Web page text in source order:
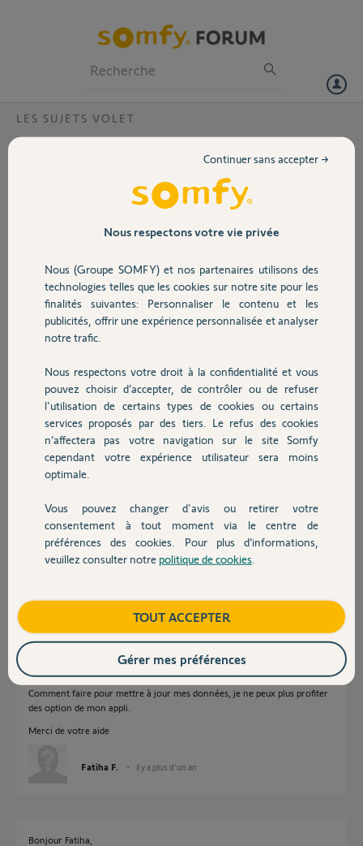
Volet
Sécurité
Domotique
Chauffage
Autres produits
Devis avec un pro
Contact
LES SUJETS VOLET
Changement adresse mail sur Somfy
Bonjour j'ai une box Somfy pour mes volets roulants mais l'adresse
mail n'existe plus et j'aimerais mettre ma nouvelle adresse. Pouvez-
vous m'aider s'il vous plait. Au cas ou voici mon adresse mail :
FRANCINE S.
il y a plus d'un an
Participer au fil de discussion
Réponses
Bonjour Francine
Il est interdit de part les cgu de ce forum public d'y laisser des
coordonnées personnelles (adresse mail).
En attendant, laissez ici le pin de la box.
Bonne journée.
il y a plus d'un an
Bonjour, j'ai exactement le même problème.
Plus d'accès à mon mail donc plus d'accès à mon application pour mes
Comment faire pour mettre à jour mes données, je ne peux plus profiter
des option de mon appli.
Merci de votre aide
Fatiha F. il y a plus d'un an
Bonjour Fatiha,
Nous respectons votre vie privée
Nous (Groupe SOMFY) et nos partenaires utilisons des
technologies telles que les cookies sur notre site pour les
finalités suivantes: Personnaliser le contenu et les
publicités, offrir une expérience personnalisée et analyser
notre trafic.
Nous respectons votre droit à la confidentialité et vous
pouvez choisir d’accepter, de contrôler ou de refuser
l'utilisation de certains types de cookies ou certains
services proposés par des tiers. Le refus des cookies
n’affectera pas votre navigation sur le site Somfy
cependant votre expérience utilisateur sera moins
optimale.
Vous pouvez changer d'avis ou retirer votre
consentement à tout moment via le centre de
préférences des cookies. Pour plus d’informations,
veuillez consulter notre politique de cookies
Continuer sans accepter →
TOUT ACCEPTER
Gérer mes préférences